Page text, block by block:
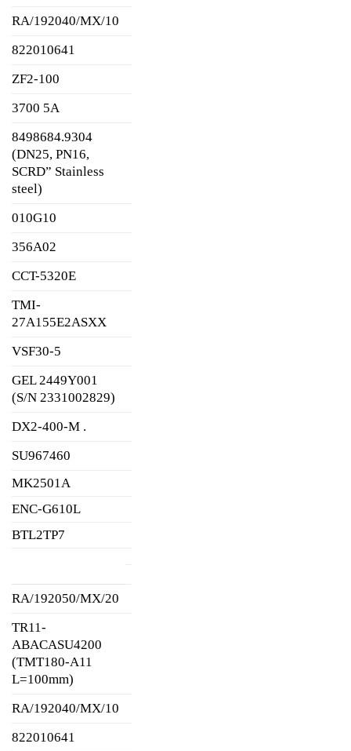
RA/192040/MX/10
822010641
ZF2-100
3700 5A
8498684.9304
(DN25, PN16,
SCRD” Stainless
steel)
010G10
356A02
CCT-5320E
TMI-
27A155E2ASXX
VSF30-5
GEL 2449Y001
(S/N 2331002829)
DX2-400-M .
SU967460
MK2501A
ENC-G610L
BTL2TP7
RA/192050/MX/20
TR11-
ABACASU4200
(TMT180-A11
L=100mm)
RA/192040/MX/10
822010641